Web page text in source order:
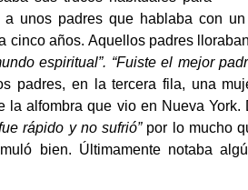
a unos padres que hablaba con
cinco años. Aquellos padres
espiritual”. “Fuiste el mejor
padres, en la tercera fila, una
la alfombra que vio en Nueva
rápido y no sufrió”por lo mucho
bien. Últimamente notaba